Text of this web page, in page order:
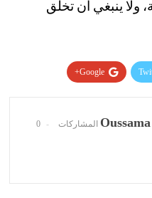
ولا ينبغي أن تخلق
Google+
0